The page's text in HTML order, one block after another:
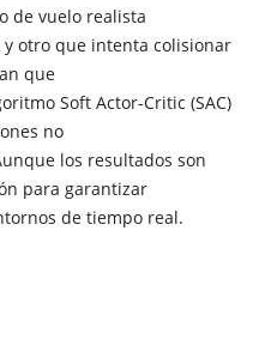
de vuelo realista
y otro que intenta colisionar
que
Soft Actor-Critic (SAC)
no
los resultados son
para garantizar
de tiempo real.